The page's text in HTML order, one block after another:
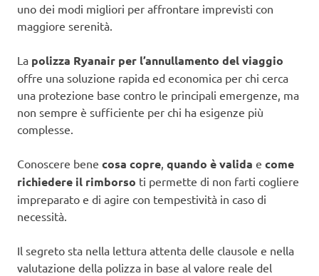
uno dei modi migliori per affrontare imprevisti con
maggiore serenità.
La polizza Ryanair per l’annullamento del viaggio
offre una soluzione rapida ed economica per chi cerca
una protezione base contro le principali emergenze, ma
non sempre è sufficiente per chi ha esigenze più
complesse.
Conoscere bene cosa copre quando è valida e come
richiedere il rimborso ti permette di non farti cogliere
impreparato e di agire con tempestività in caso di
necessità.
Il segreto sta nella lettura attenta delle clausole e nella
valutazione della polizza in base al valore reale del